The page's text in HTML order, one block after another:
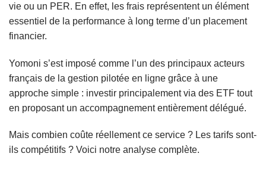
vie ou un PER. En effet, les frais représentent un élément
essentiel de la performance à long terme d’un placement
financier.
Yomoni s’est imposé comme l’un des principaux acteurs
français de la gestion pilotée en ligne grâce à une
approche simple : investir principalement via des ETF tout
en proposant un accompagnement entièrement délégué.
Mais combien coûte réellement ce service ? Les tarifs sont-
ils compétitifs ? Voici notre analyse complète.